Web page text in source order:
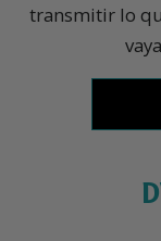
transmitir lo